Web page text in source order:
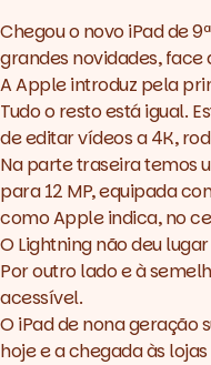
Chegou o novo iPad de
grandes novidades, face
A Apple introduz pela
Tudo o resto está igual.
de editar vídeos a 4K,
Na parte traseira temos
para 12 MP, equipada
como Apple indica, no
O Lightning não deu
Por outro lado e à
acessível.
O iPad de nona geração
hoje e a chegada às